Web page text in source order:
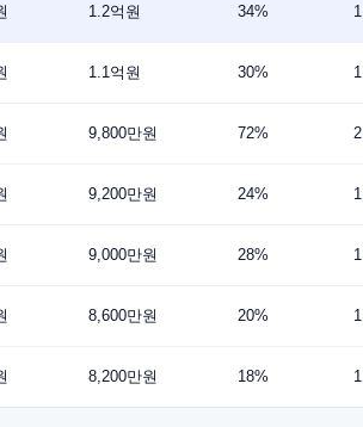
1.2억원 34%
1.1억원 30%
9,800만원 72%
9,200만원 24%
9,000만원 28%
8,600만원 20%
8,200만원 18%